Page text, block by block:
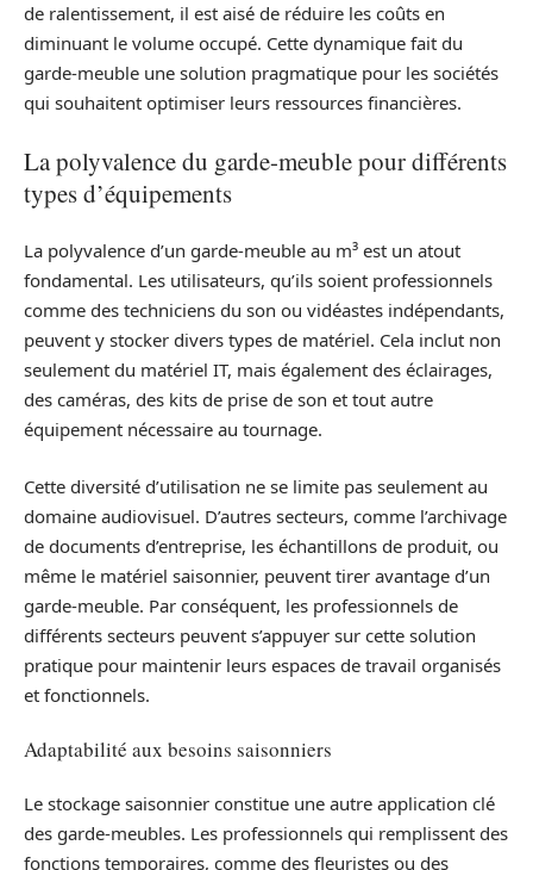
de ralentissement, il est aisé de réduire les coûts en
diminuant le volume occupé. Cette dynamique fait du
garde-meuble une solution pragmatique pour les sociétés
qui souhaitent optimiser leurs ressources financières.
La polyvalence du garde-meuble pour différents
types d’équipements
La polyvalence d’un garde-meuble au m³ est un atout
fondamental. Les utilisateurs, qu’ils soient professionnels
comme des techniciens du son ou vidéastes indépendants,
peuvent y stocker divers types de matériel. Cela inclut non
seulement du matériel IT, mais également des éclairages,
des caméras, des kits de prise de son et tout autre
équipement nécessaire au tournage.
Cette diversité d’utilisation ne se limite pas seulement au
domaine audiovisuel. D’autres secteurs, comme l’archivage
de documents d’entreprise, les échantillons de produit, ou
même le matériel saisonnier, peuvent tirer avantage d’un
garde-meuble. Par conséquent, les professionnels de
différents secteurs peuvent s’appuyer sur cette solution
pratique pour maintenir leurs espaces de travail organisés
et fonctionnels.
Adaptabilité aux besoins saisonniers
Le stockage saisonnier constitue une autre application clé
des garde-meubles. Les professionnels qui remplissent des
fonctions temporaires, comme des fleuristes ou des